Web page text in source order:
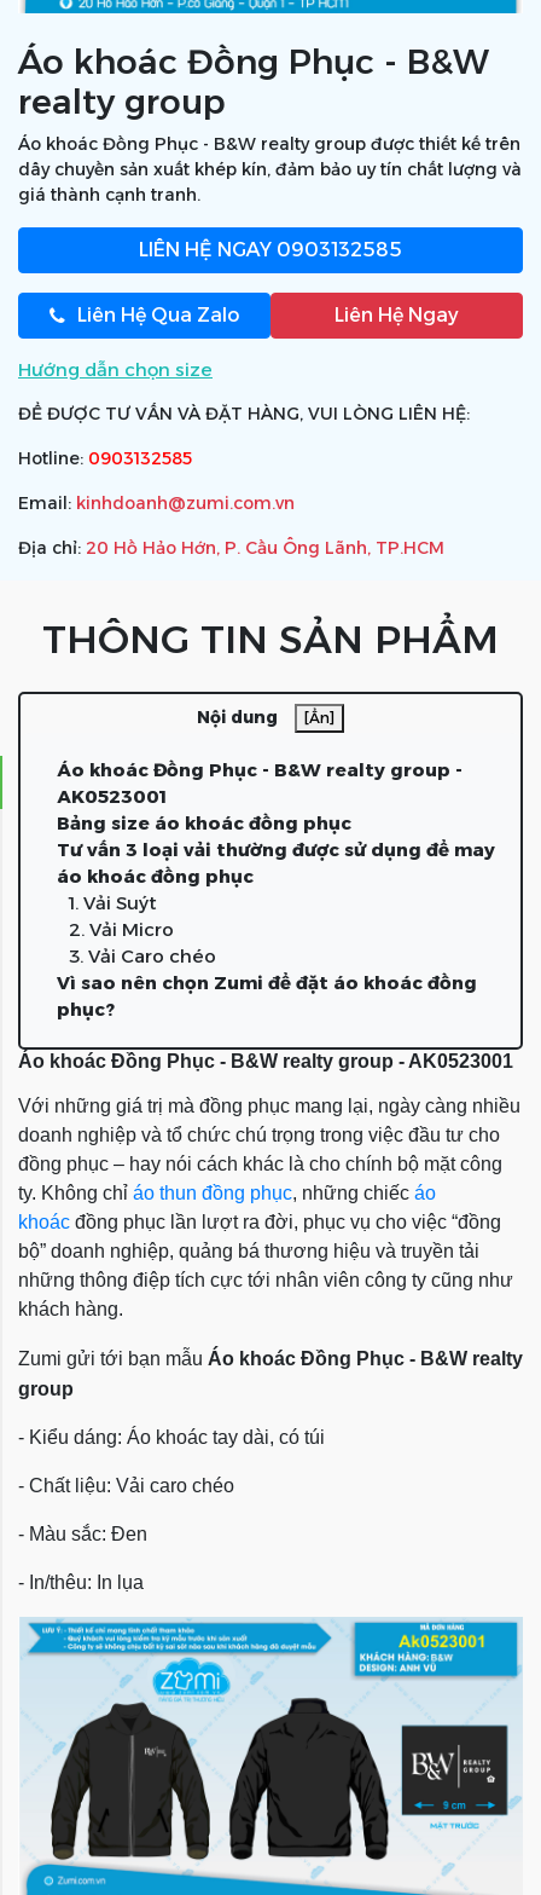
Áo khoác Đồng Phục - B&W
realty group
Áo khoác Đồng Phục - B&W realty group được thiết kế trên
dây chuyền sản xuất khép kín, đảm bảo uy tín chất lượng và
giá thành cạnh tranh.
LIÊN HỆ NGAY 0903132585
Liên Hệ Qua Zalo Liên Hệ Ngay
Hướng dẫn chọn size
ĐỂ ĐƯỢC TƯ VẤN VÀ ĐẶT HÀNG, VUI LÒNG LIÊN HỆ:
Hotline: 0903132585
Email: kinhdoanh@zumi.com.vn
Địa chỉ: 20 Hồ Hảo Hớn, P. Cầu Ông Lãnh, TP.HCM
THÔNG TIN SẢN PHẨM
Nội dung [Ẩn]
Áo khoác Đồng Phục - B&W realty group -
AK0523001
Bảng size áo khoác đồng phục
Tư vấn 3 loại vải thường được sử dụng để may
áo khoác đồng phục
1. Vải Suýt
2. Vải Micro
3. Vải Caro chéo
Vì sao nên chọn Zumi để đặt áo khoác đồng
phục?
Áo khoác Đồng Phục - B&W realty group - AK0523001
Với những giá trị mà đồng phục mang lại, ngày càng nhiều
doanh nghiệp và tổ chức chú trọng trong việc đầu tư cho
đồng phục – hay nói cách khác là cho chính bộ mặt công
ty. Không chỉ áo thun đồng phục, những chiếc áo
khoác đồng phục lần lượt ra đời, phục vụ cho việc “đồng
bộ” doanh nghiệp, quảng bá thương hiệu và truyền tải
những thông điệp tích cực tới nhân viên công ty cũng như
khách hàng.
Zumi gửi tới bạn mẫu Áo khoác Đồng Phục - B&W realty
group
- Kiểu dáng: Áo khoác tay dài, có túi
- Chất liệu: Vải caro chéo
- Màu sắc: Đen
- In/thêu: In lụa